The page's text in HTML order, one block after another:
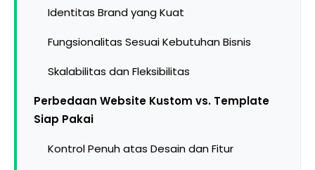
Identitas Brand yang Kuat
Fungsionalitas Sesuai Kebutuhan Bisnis
Skalabilitas dan Fleksibilitas
Perbedaan Website Kustom vs. Template
Siap Pakai
Kontrol Penuh atas Desain dan Fitur